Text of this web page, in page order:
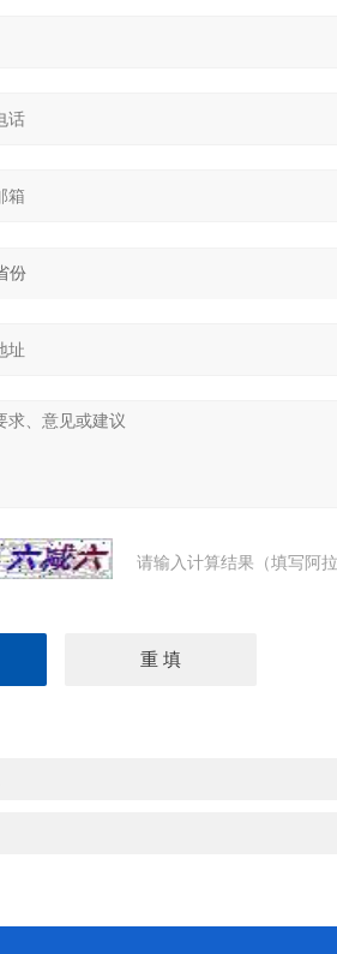
请输入计算结果（填写阿